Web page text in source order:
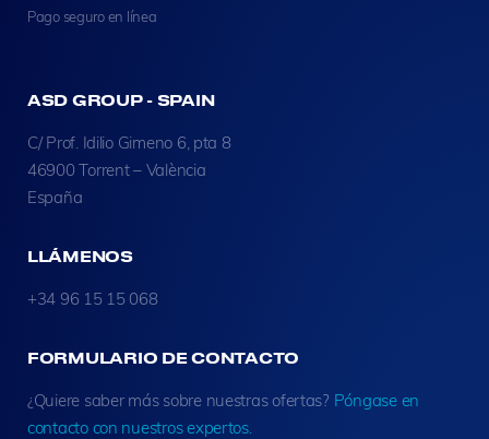
Pago seguro en línea
ASD GROUP - SPAIN
C/ Prof. Idilio Gimeno 6, pta 8
46900 Torrent – València
España
LLÁMENOS
+34 96 15 15 068
FORMULARIO DE CONTACTO
¿Quiere saber más sobre nuestras ofertas? Póngase en
contacto con nuestros expertos.